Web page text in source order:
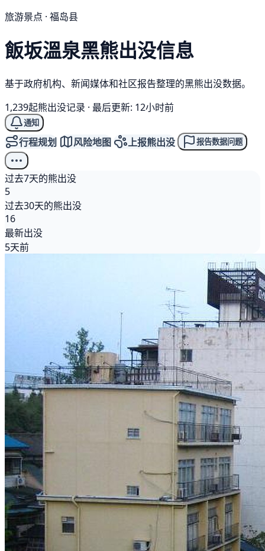
旅游景点 · 福岛县
飯坂溫泉黑熊出没信息
基于政府机构、新闻媒体和社区报告整理的黑熊出没数据。
1,239起熊出没记录 · 最后更新: 12小时前
通知
行程规划 风险地图 上报熊出没 报告数据问题
过去7天的熊出没
5
过去30天的熊出没
16
最新出没
5天前